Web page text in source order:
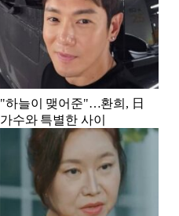
"하늘이 맺어준"…환희, 日
가수와 특별한 사이